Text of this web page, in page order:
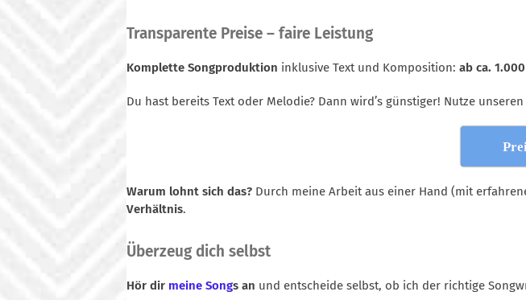
Transparente Preise – faire Leistung
Komplette Songproduktion inklusive Text und Komposition: ab ca.
Du hast bereits Text oder Melodie? Dann wird’s günstiger! Nutze unseren
Warum lohnt sich das? Durch meine Arbeit aus einer Hand (mit
Verhältnis.
Überzeug dich selbst
Hör dir meine Songs an und entscheide selbst, ob ich der richtige